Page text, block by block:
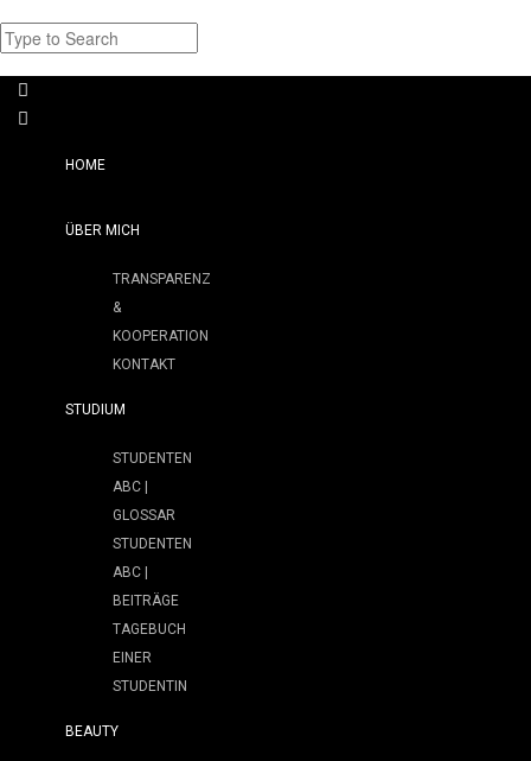
HOME
ÜBER MICH
TRANSPARENZ
&
KOOPERATION
KONTAKT
STUDIUM
STUDENTEN
ABC |
GLOSSAR
STUDENTEN
ABC |
BEITRÄGE
TAGEBUCH
EINER
STUDENTIN
BEAUTY